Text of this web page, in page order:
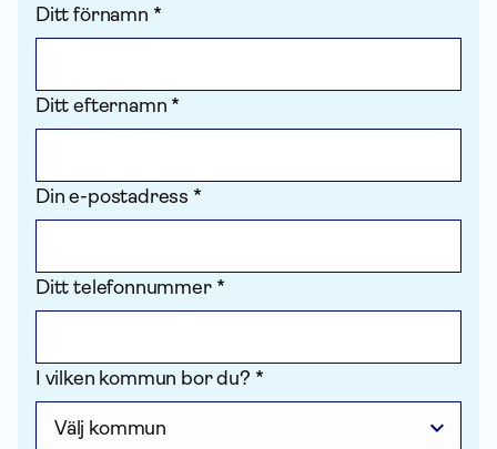
Ditt förnamn *
Ditt efternamn *
Din e-postadress *
Ditt telefonnummer *
I vilken kommun bor du? *